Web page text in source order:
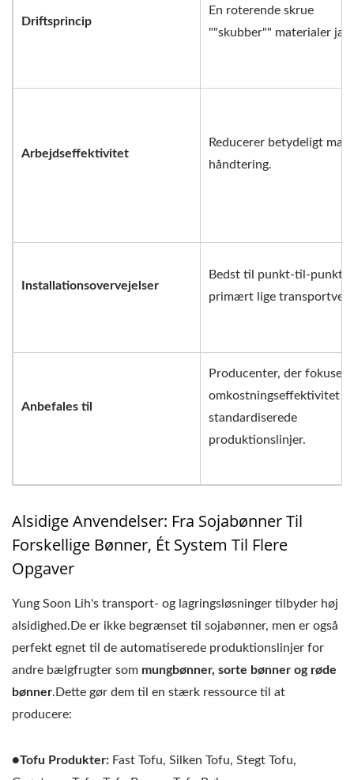
Driftsprincip
En roterende skrue
""skubber"" materialer
Arbejdseffektivitet
Reducerer betydeligt
håndtering.
Installationsovervejelser
Bedst til punkt-til-punkt,
primært lige
Anbefales til
Producenter, der
omkostningseffektivitet
standardiserede
produktionslinjer.
Alsidige Anvendelser: Fra Sojabønner Til
Forskellige Bønner, Ét System Til Flere
Opgaver
Yung Soon Lih's transport- og lagringsløsninger tilbyder høj
alsidighed.De er ikke begrænset til sojabønner, men er også
perfekt egnet til de automatiserede produktionslinjer for
andre bælgfrugter som mungbønner, sorte bønner og røde
bønner.Dette gør dem til en stærk ressource til at
producere:
●Tofu Produkter: Fast Tofu, Silken Tofu, Stegt Tofu,